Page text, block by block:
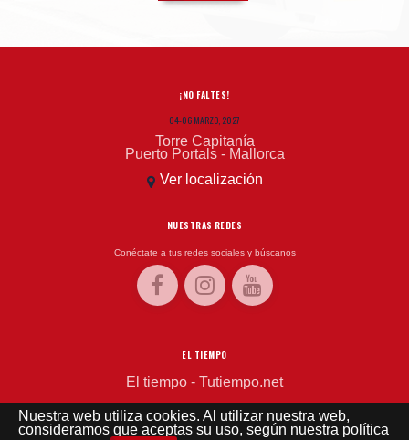
¡NO FALTES!
04-06 MARZO, 2027
Torre Capitanía
Puerto Portals - Mallorca
Ver localización
NUESTRAS REDES
Conéctate a tus redes sociales y búscanos
EL TIEMPO
El tiempo - Tutiempo.net
©2019 WEB CREADA Y DISEÑADA PORMASLOW PUBLICIDAD- AVISO LEGAL
Nuestra web utiliza cookies. Al utilizar nuestra web,
consideramos que aceptas su uso, según nuestra política